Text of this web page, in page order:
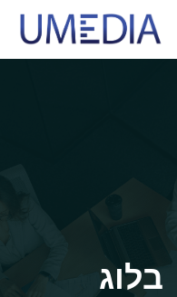
בלוג